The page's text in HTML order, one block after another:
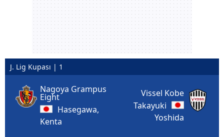
J. Lig Kupası | 1
Nagoya Grampus
Eight
Hasegawa,
Kenta
Vissel Kobe
Takayuki
Yoshida